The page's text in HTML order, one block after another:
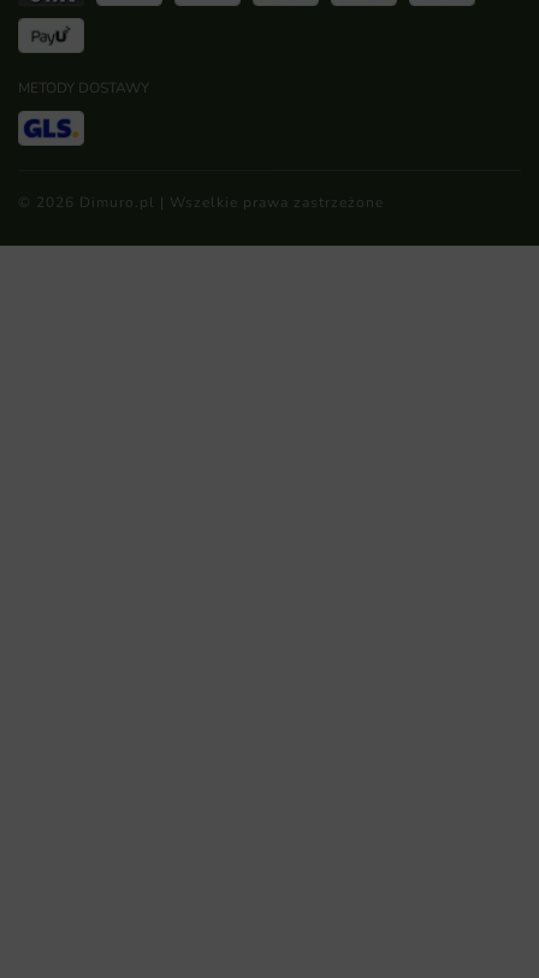
METODY DOSTAWY
© 2026 Dimuro.pl | Wszelkie prawa zastrzeżone